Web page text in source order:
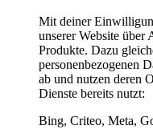
Mit deiner
unserer Website über
Produkte. Dazu
personenbezogenen
ab und nutzen deren
Dienste bereits nutzt:
Bing, Criteo, Meta,